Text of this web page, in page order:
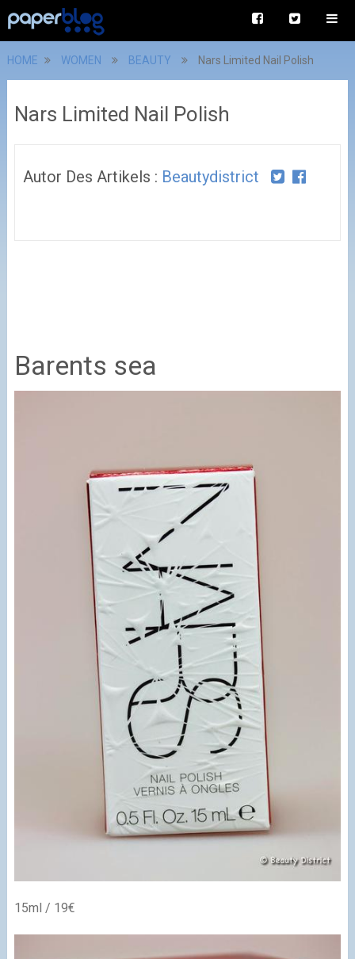
HOME WOMEN BEAUTY Nars Limited Nail Polish
Nars Limited Nail Polish
Autor Des Artikels : Beautydistrict
Barents sea
15ml / 19€